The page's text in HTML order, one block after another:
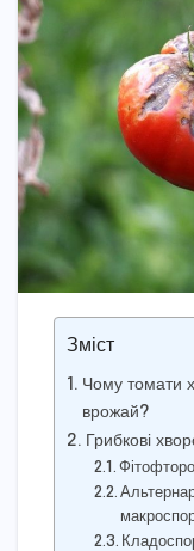
Зміст
Чому томати
врожай?
Грибкові